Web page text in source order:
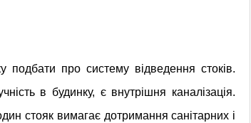
про систему відведення стоків.
в будинку, є внутрішня каналізація.
стояк вимагає дотримання санітарних і